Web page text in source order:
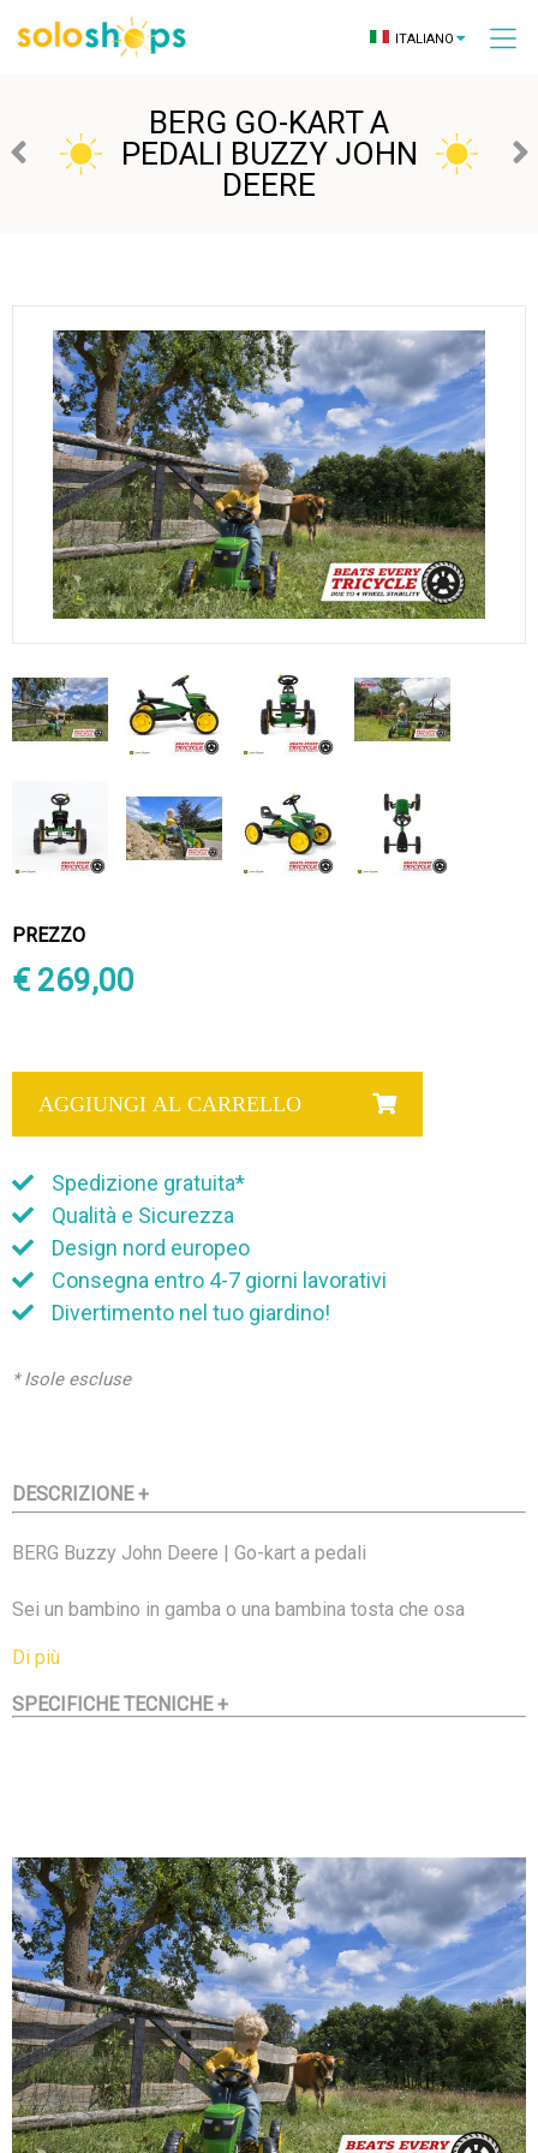
ITALIANO
BERG GO-KART A
PEDALI BUZZY JOHN
DEERE
PREZZO
€ 269,00
AGGIUNGI AL CARRELLO
Spedizione gratuita*
Qualità e Sicurezza
Design nord europeo
Consegna entro 4-7 giorni lavorativi
Divertimento nel tuo giardino!
* Isole escluse
DESCRIZIONE +
BERG Buzzy John Deere | Go-kart a pedali
Sei un bambino in gamba o una bambina tosta che osa
tutte le sue caratteristiche in una versione super cool. Grazie
BERG Buzzy John Deere è il membro della famiglia Buzzy
con un design fuoristrada magnifico. Grazie a quattro
pneumatici EVA super resistenti, le gomme bucate sono un
ricordo del passato e il go-kart è super sicuro e stabile. Il go-
kart può andare sia in avanti che all'indietro. Il go-kart può
fermarsi completamente in pochi secondi. Il BERG Buzzy
John Deere è adatto ai bambini dai 2 ai 5 anni. Il volante e il
sedile sono entrambi facili da regolare.
Di più
SPECIFICHE TECNICHE +